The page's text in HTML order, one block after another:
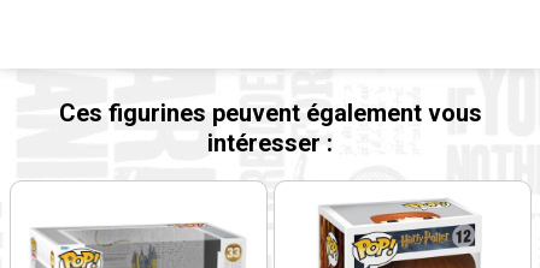
Ces figurines peuvent également vous
intéresser :